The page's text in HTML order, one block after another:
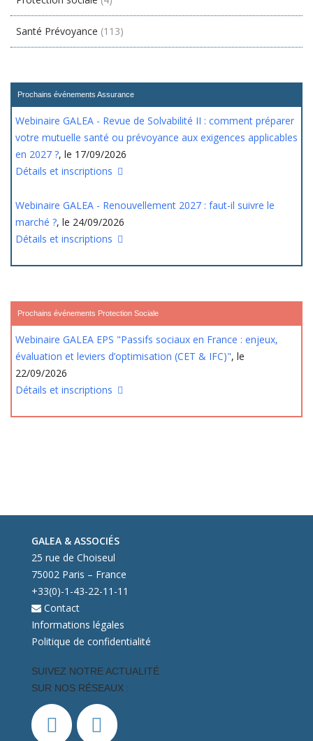
Santé Prévoyance (113)
Prochains événements Assurance
Webinaire GALEA - Revue de Solvabilité II : comment préparer
votre mutuelle santé ou prévoyance aux exigences applicables
en 2027 ?, le 17/09/2026
Détails et inscriptions
Webinaire GALEA - Renouvellement 2027 : faut-il suivre le
marché ?, le 24/09/2026
Détails et inscriptions
Prochains événements Protection Sociale
Webinaire GALEA EPS "Passifs sociaux en France : enjeux,
évaluation et leviers d’optimisation (CET & IFC)", le
22/09/2026
Détails et inscriptions
GALEA & ASSOCIÉS
25 rue de Choiseul
75002 Paris – France
+33(0)-1-43-22-11-11
Contact
Informations légales
Politique de confidentialité
SUIVEZ NOTRE ACTUALITÉ
SUR NOS RÉSEAUX :